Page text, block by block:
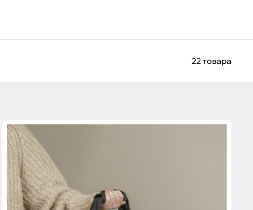
22 товара